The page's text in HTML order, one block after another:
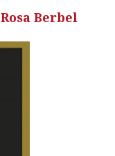
Rosa Berbel